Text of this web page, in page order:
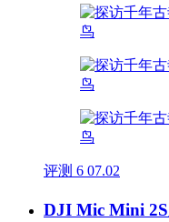
评测 6 07.02
DJI Mic Mini